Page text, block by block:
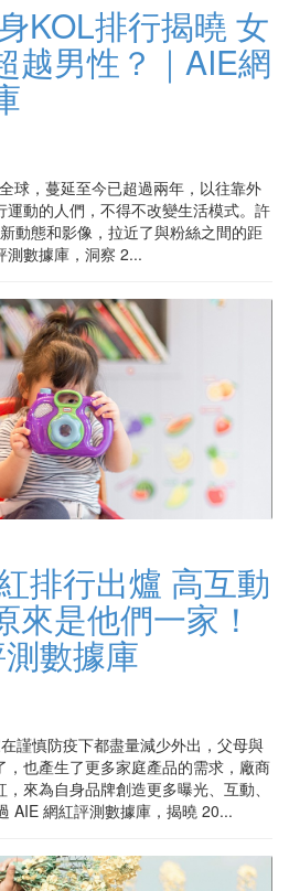
KOL排行揭曉 女
越男性？｜AIE網
球，蔓延至今已超過兩年，以往靠外
運動的人們，不得不改變生活模式。許
動態和影像，拉近了與粉絲之間的距
測數據庫，洞察 2...
排行出爐 高互動
來是他們一家！
測數據庫
謹慎防疫下都盡量減少外出，父母與
也產生了更多家庭產品的需求，廠商
來為自身品牌創造更多曝光、互動、
AIE 網紅評測數據庫，揭曉 20...